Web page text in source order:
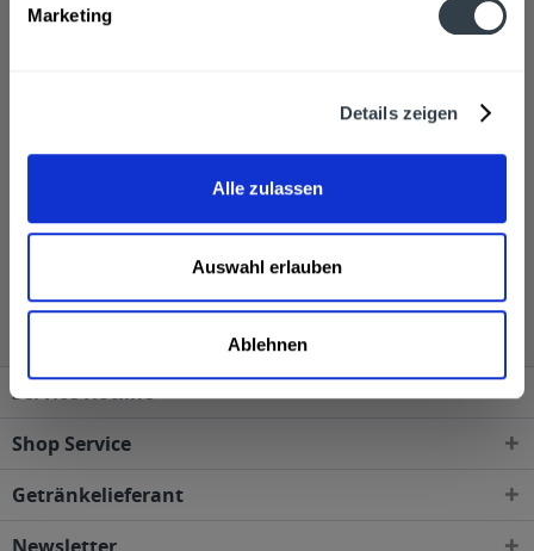
Marketing
Details zeigen
Alle zulassen
Auswahl erlauben
Ablehnen
Das Altenmünster Bier kann ganz einfach online beim
Getränkeservice bestellt werden. Egal ob nach Hause
Getränkelieferservice geliefert und das Leergut wird
mitgenommen.
Altenmünster Brauerbier wird in den folgenden
Regionen, Städten, Orten und Postleitzahl-Gebieten
geliefert
Service Hotline
Shop Service
Getränkelieferant